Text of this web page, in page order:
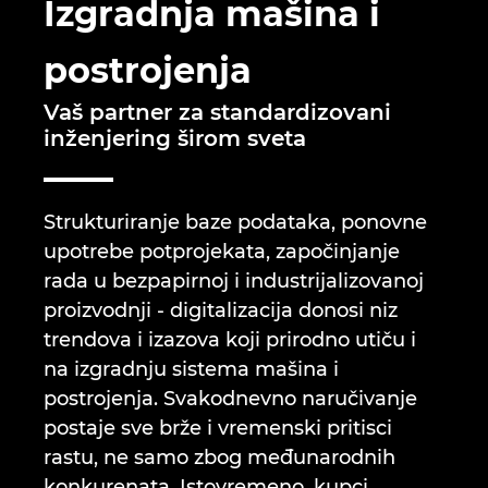
Izgradnja mašina i
postrojenja
Vaš partner za standardizovani
inženjering širom sveta
Strukturiranje baze podataka, ponovne
upotrebe potprojekata, započinjanje
rada u bezpapirnoj i industrijalizovanoj
proizvodnji - digitalizacija donosi niz
trendova i izazova koji prirodno utiču i
na izgradnju sistema mašina i
postrojenja. Svakodnevno naručivanje
postaje sve brže i vremenski pritisci
rastu, ne samo zbog međunarodnih
Tehnologija gradnje
Izveštaji korisnika
Konfiguracija
EPLAN Data Portal
EPLAN Education za učionice
EPLAN Education za studente
Brunei
Bugarska
Češka
Čile
Danska
Filipini
Finska
Francuska
Grčka